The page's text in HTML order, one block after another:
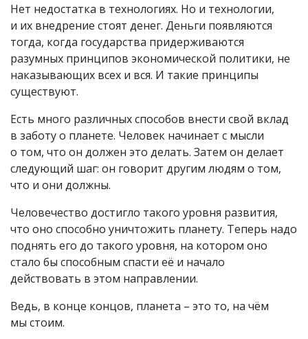
Нет недостатка в технологиях. Но и технологии,
и их внедрение стоят денег. Деньги появляются
тогда, когда государства придерживаются
разумных принципов экономической политики, не
наказывающих всех и вся. И такие принципы
существуют.
Есть много различных способов внести свой вклад
в заботу о планете. Человек начинает с мысли
о том, что он должен это делать. Затем он делает
следующий шаг: он говорит другим людям о том,
что и они должны.
Человечество достигло такого уровня развития,
что оно способно уничтожить планету. Теперь надо
поднять его до такого уровня, на котором оно
стало бы способным спасти её и начало
действовать в этом направлении.
Ведь, в конце концов, планета – это то, на чём
мы стоим.